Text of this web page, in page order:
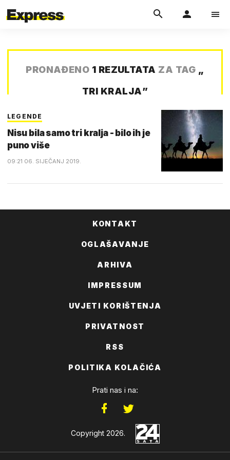
PRONAĐENO 1 REZULTATA ZA TAG „
TRI KRALJA”
LEGENDE
Nisu bila samo tri kralja - bilo ih je
puno više
09:21 06. SIJEČANJ 2019.
KONTAKT
OGLAŠAVANJE
ARHIVA
IMPRESSUM
UVJETI KORIŠTENJA
PRIVATNOST
RSS
POLITIKA KOLAČIĆA
Prati nas i na:
Copyright 2026.